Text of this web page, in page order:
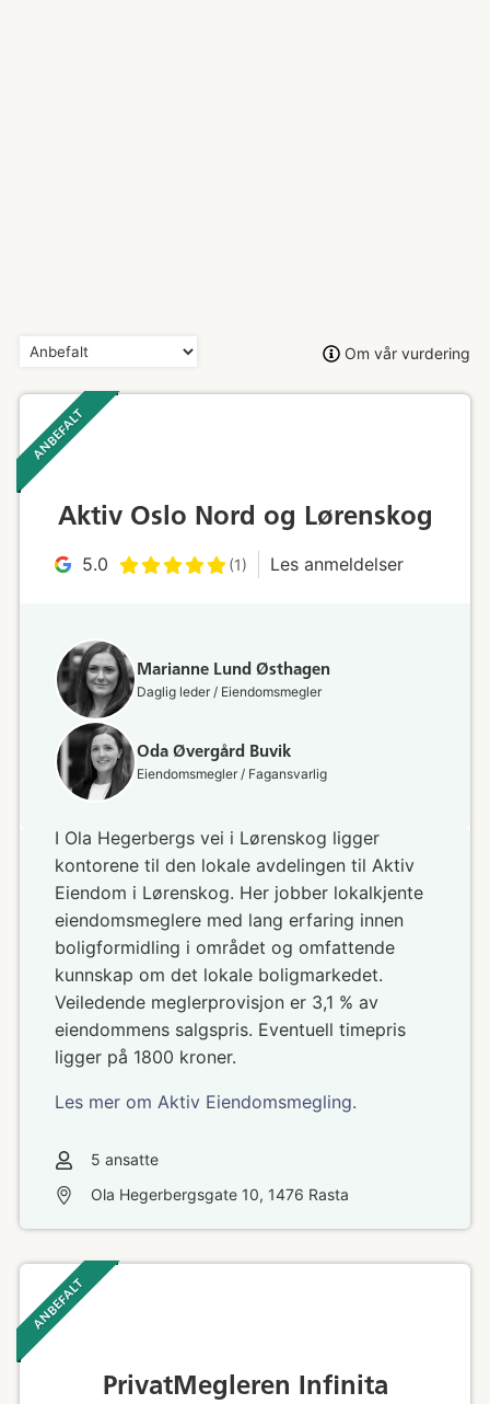
Om vår vurdering
ANBEFALT ‎ ‎ ‎
Aktiv Oslo Nord og Lørenskog
5.0 (1) Les anmeldelser
Marianne Lund Østhagen
Daglig leder / Eiendomsmegler
Oda Øvergård Buvik
Eiendomsmegler / Fagansvarlig
I Ola Hegerbergs vei i Lørenskog ligger
kontorene til den lokale avdelingen til Aktiv
Eiendom i Lørenskog. Her jobber lokalkjente
eiendomsmeglere med lang erfaring innen
boligformidling i området og omfattende
kunnskap om det lokale boligmarkedet.
Veiledende meglerprovisjon er 3,1 % av
eiendommens salgspris. Eventuell timepris
ligger på 1800 kroner.
Les mer om Aktiv Eiendomsmegling.
5 ansatte
Ola Hegerbergsgate 10, 1476 Rasta
ANBEFALT ‎ ‎ ‎
PrivatMegleren Infinita